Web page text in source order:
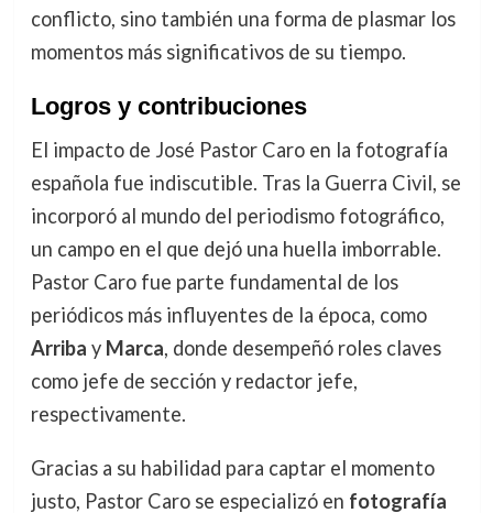
conflicto, sino también una forma de plasmar los
momentos más significativos de su tiempo.
Logros y contribuciones
El impacto de José Pastor Caro en la fotografía
española fue indiscutible. Tras la Guerra Civil, se
incorporó al mundo del periodismo fotográfico,
un campo en el que dejó una huella imborrable.
Pastor Caro fue parte fundamental de los
periódicos más influyentes de la época, como
Arriba y Marca, donde desempeñó roles claves
como jefe de sección y redactor jefe,
respectivamente.
Gracias a su habilidad para captar el momento
justo, Pastor Caro se especializó en fotografía